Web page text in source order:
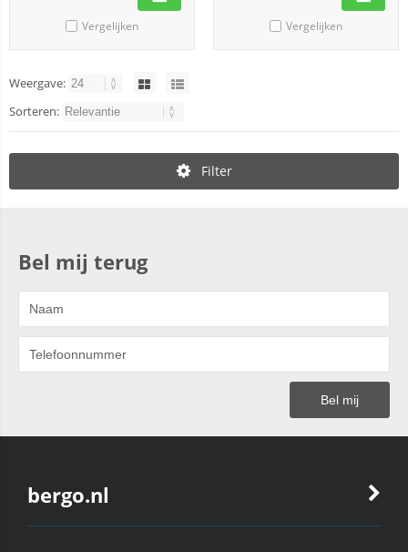
Vergelijken Vergelijken
Weergave:
Sorteren:
Filter
Bel mij terug
bergo.nl